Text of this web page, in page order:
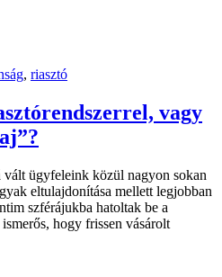
, riasztó
vagy
vált ügyfeleink közül nagyon sokan
eltulajdonítása mellett legjobban
szférájukba hatoltak be a
hogy frissen vásárolt